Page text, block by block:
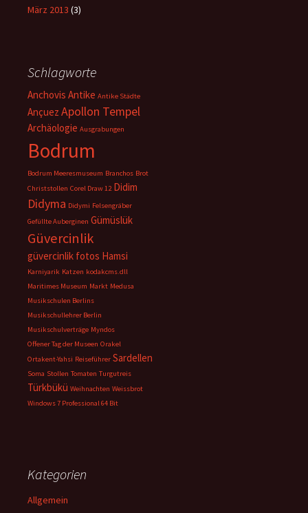
März 2013 (3)
Schlagworte
Anchovis Antike Antike Städte
Ançuez Apollon Tempel
Archäologie Ausgrabungen
Bodrum
Bodrum Meeresmuseum Branchos Brot
Christstollen Corel Draw 12 Didim
Didyma Didymi Felsengräber
Gefüllte Auberginen Gümüslük
Güvercinlik
güvercinlik fotos Hamsi
Karniyarik Katzen kodakcms.dll
Maritimes Museum Markt Medusa
Musikschulen Berlins
Musikschullehrer Berlin
Musikschulverträge Myndos
Offener Tag der Museen Orakel
Ortakent-Yahsi Reiseführer Sardellen
Soma Stollen Tomaten Turgutreis
Türkbükü Weihnachten Weissbrot
Windows 7 Professional 64 Bit
Kategorien
Allgemein